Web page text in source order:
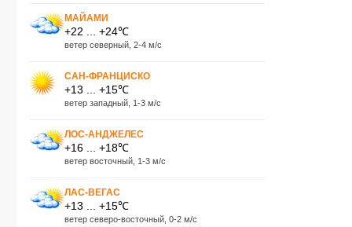
МАЙАМИ
+22 ... +24℃
ветер северный, 2-4 м/с
САН-ФРАНЦИСКО
+13 ... +15℃
ветер западный, 1-3 м/с
ЛОС-АНДЖЕЛЕС
+16 ... +18℃
ветер восточный, 1-3 м/с
ЛАС-ВЕГАС
+13 ... +15℃
ветер северо-восточный, 0-2 м/с